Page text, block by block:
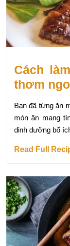
Cách
thơm
Bạn đã từng ăn
món ăn mang
dinh dưỡng bổ
Read Full